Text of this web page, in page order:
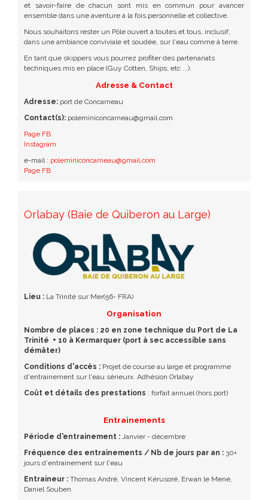
et savoir-faire de chacun sont mis en commun pour avancer
ensemble dans une aventure à la fois personnelle et collective.
Nous souhaitons rester un Pôle ouvert à toutes et tous, inclusif,
dans une ambiance conviviale et soudée, sur l'eau comme à terre.
En tant que skippers vous pourrez profiter des partenariats
techniques mis en place (Guy Cotten, Ships, etc ...).
Adresse & Contact
Adresse: port de Concarneau
Contact(s): poleminiconcarneau@gmail.com
Page FB
Instagram
e-mail : poleminiconcarneau@gmail.com
Page FB
Orlabay (Baie de Quiberon au Large)
Lieu : La Trinité sur Mer(56- FRA)
Organisation
Nombre de places : 20 en zone technique du Port de La
Trinité + 10 à Kermarquer (port à sec accessible sans
démâter)
Conditions d'accès : Projet de course au large et programme
d'entrainement sur l'eau sérieurx. Adhésion Orlabay
Coût et détails des prestations : forfait annuel (hors port)
Entrainements
Période d'entrainement : Janvier - décembre
Fréquence des entrainements / Nb de jours par an : 30+
jours d'entrainement sur l'eau
Entraineur : Thomas André, Vincent Kérusoré, Erwan le Mené,
Daniel Souben